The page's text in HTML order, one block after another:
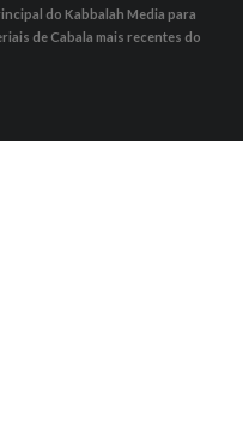
do Kabbalah Media para
de Cabala mais recentes do